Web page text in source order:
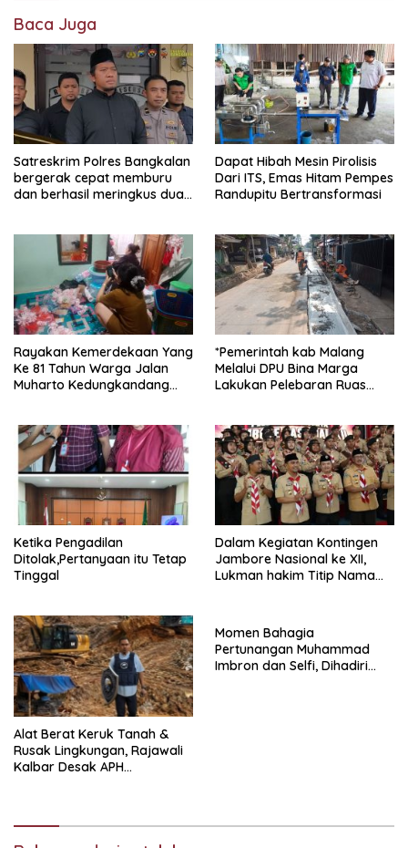
Baca Juga
Satreskrim Polres Bangkalan
bergerak cepat memburu
dan berhasil meringkus dua
Sidoarjo dan HP (25) warga
Tulungagung.
Dapat Hibah Mesin Pirolisis
Dari ITS, Emas Hitam Pempes
Randupitu Bertransformasi
Rayakan Kemerdekaan Yang
Ke 81 Tahun Warga Jalan
Muharto Kedungkandang
*Pemerintah kab Malang
Melalui DPU Bina Marga
Lakukan Pelebaran Ruas
Ketika Pengadilan
Ditolak,Pertanyaan itu Tetap
Tinggal
Dalam Kegiatan Kontingen
Jambore Nasional ke XII,
Lukman hakim Titip Nama
Alat Berat Keruk Tanah &
Rusak Lingkungan, Rajawali
Kalbar Desak APH
Momen Bahagia
Pertunangan Muhammad
Imbron dan Selfi, Dihadiri